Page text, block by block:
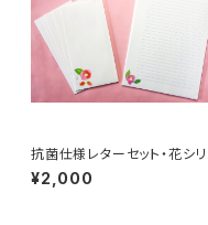
抗菌仕様レターセット・花シリ
ズ「椿」封筒10枚＋レター10枚
入り
¥2,000